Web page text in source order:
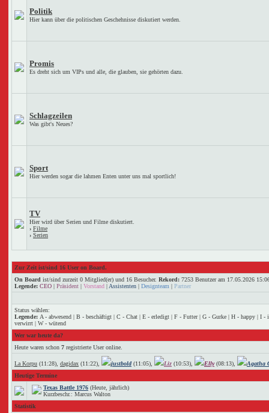
Politik
Hier kann über die politischen Geschehnisse diskutiert werden.
Promis
Es dreht sich um VIPs und alle, die glauben, sie gehörten dazu.
Schlagzeilen
Was gibt's Neues?
Sport
Hier werden sogar die lahmen Enten unter uns mal sportlich!
TV
Hier wird über Serien und Filme diskutiert.
› Filme
› Serien
Zur Zeit ist/sind 16 User on Board.
On Board ist/sind zurzeit 0 Mitglied(er) und 16 Besucher. Rekord: 7253 Benutzer am 17.05.2026
Legende: CEO | Präsident | Vorstand | Assistenten | Designteam | Partner
Status wählen:
Legende: A - abwesend | B - beschäftigt | C - Chat | E - erledigt | F - Futter | G - Gurke | H - happy | I
verwirrt | W - wütend
Wer war heute da?
Heute waren schon 7 registrierte User online.
La Korpu (11:28), dagidax (11:22), justbold (11:05), Liz (10:53), Elly(08:13),
Agatha
Heutige Termine
Texas Battle 1976 (Heute, jährlich)
Kurzbeschr.: Marcus Walton
Statistik